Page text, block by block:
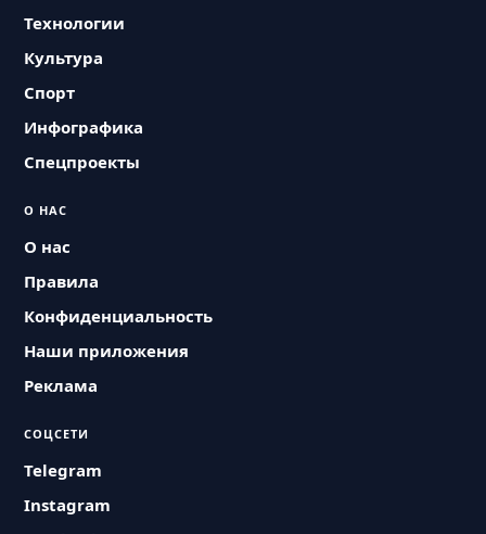
Технологии
Культура
Спорт
Инфографика
Спецпроекты
О НАС
О нас
Правила
Конфиденциальность
Наши приложения
Реклама
СОЦСЕТИ
Telegram
Instagram